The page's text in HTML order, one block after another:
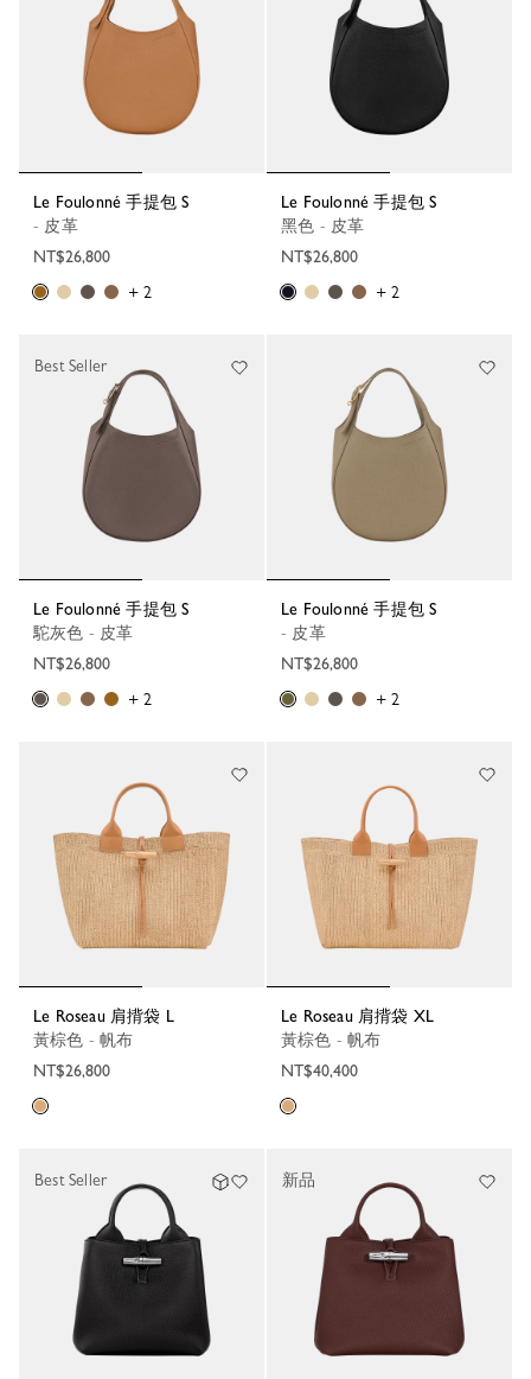
Le Foulonné 手提包 S
- 皮革
NT$26,800
+ 2
Le Foulonné 手提包 S
黑色 - 皮革
NT$26,800
+ 2
Le Foulonné 手提包 S
駝灰色 - 皮革
NT$26,800
+ 2
Best Seller
Le Foulonné 手提包 S
- 皮革
NT$26,800
+ 2
Le Roseau 肩揹袋 L
黃棕色 - 帆布
NT$26,800
Le Roseau 肩揹袋 XL
黃棕色 - 帆布
NT$40,400
Best Seller 新品